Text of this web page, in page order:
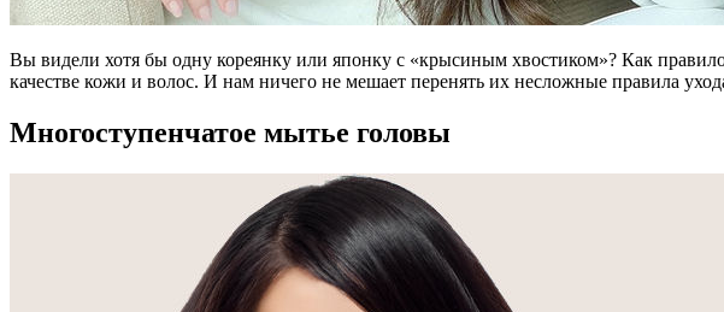
Вы видели хотя бы одну кореянку или японку с «крысиным хвостиком»? Как
качестве кожи и волос. И нам ничего не мешает перенять их несложные правила
Многоступенчатое мытье головы